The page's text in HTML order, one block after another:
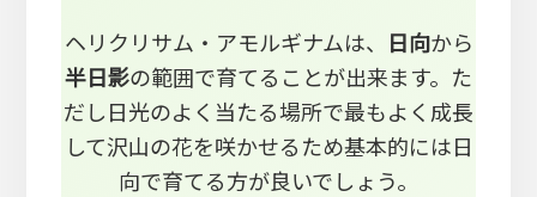
ヘリクリサム・アモルギナムは、 日向から
半日影の範囲で育てることが出来ます。た
だし日光のよく当たる場所で最もよく成長
して沢山の花を咲かせるため基本的には日
向で育てる方が良いでしょう。